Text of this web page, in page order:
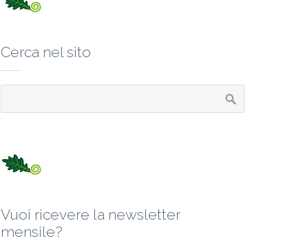
Cerca nel sito
Vuoi ricevere la newsletter
mensile?